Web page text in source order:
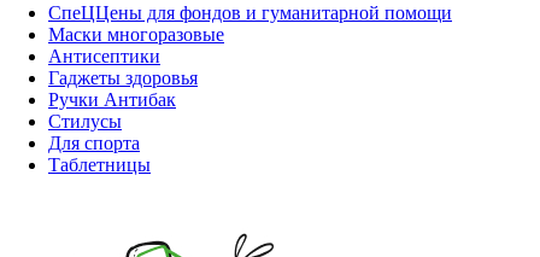
СпеЦЦены для фондов и гуманитарной помощи
Маски многоразовые
Антисептики
Гаджеты здоровья
Ручки Антибак
Стилусы
Для спорта
Таблетницы